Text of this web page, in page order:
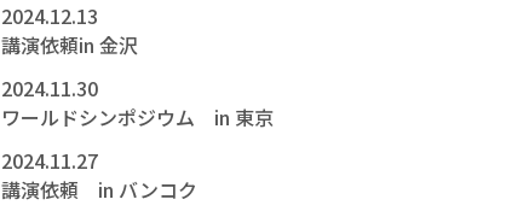
2024.12.13
講演依頼in 金沢
2024.11.30
ワールドシンポジウム in 東京
2024.11.27
講演依頼 in バンコク